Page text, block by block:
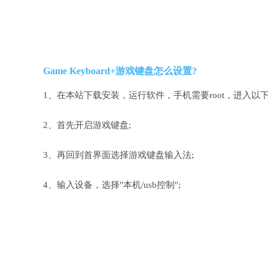
Game Keyboard+游戏键盘怎么设置?
1、在本站下载安装，运行软件，手机需要root，进入以
2、首先开启游戏键盘;
3、再回到首界面选择游戏键盘输入法;
4、输入设备，选择"本机/usb控制";